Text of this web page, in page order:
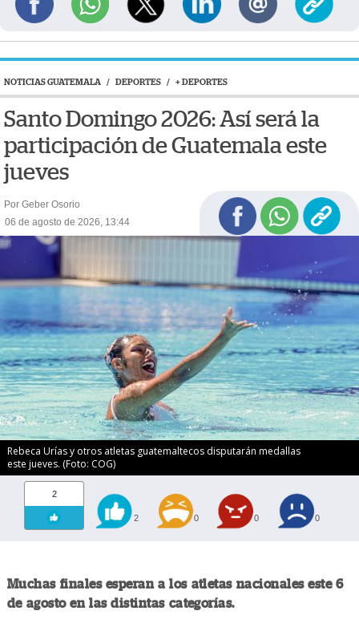
NOTICIAS GUATEMALA / DEPORTES / + DEPORTES
Santo Domingo 2026: Así será la
participación de Guatemala este
jueves
Por Geber Osorio
06 de agosto de 2026, 13:44
Rebeca Urías y otros atletas guatemaltecos disputarán medallas
este jueves. (Foto: COG)
2
2 0 0 0
Muchas finales esperan a los atletas nacionales este 6
de agosto en las distintas categorías.